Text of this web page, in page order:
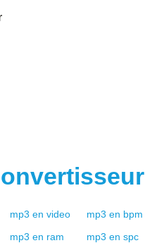
mp3 en video mp3 en bpm
mp3 en ram mp3 en spc